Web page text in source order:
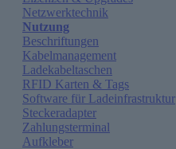
Netzwerktechnik
Nutzung
Beschriftungen
Kabelmanagement
Ladekabeltaschen
RFID Karten & Tags
Software für Ladeinfrastruktur
Steckeradapter
Zahlungsterminal
Aufkleber